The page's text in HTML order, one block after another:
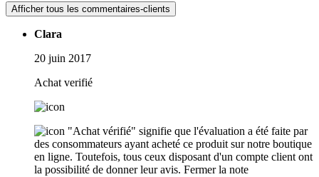
Afficher tous les commentaires-clients
Clara
20 juin 2017
Achat verifié
"Achat vérifié" signifie que l'évaluation a été faite par
des consommateurs ayant acheté ce produit sur notre boutique
en ligne. Toutefois, tous ceux disposant d'un compte client ont
la possibilité de donner leur avis. Fermer la note